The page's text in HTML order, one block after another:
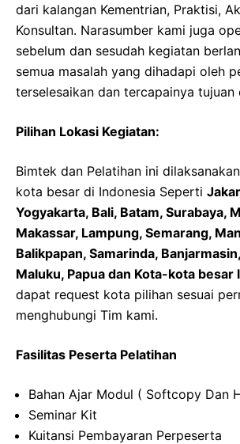
dari kalangan Kementrian, Praktisi,
Konsultan. Narasumber kami juga
sebelum dan sesudah kegiatan
semua masalah yang dihadapi oleh
terselesaikan dan tercapainya tujuan
Pilihan Lokasi Kegiatan:
Bimtek dan Pelatihan ini
kota besar di Indonesia Seperti
Yogyakarta, Bali, Batam, Surabaya,
Makassar, Lampung, Semarang,
Balikpapan, Samarinda,
Maluku, Papua dan Kota-kota besar
dapat request kota pilihan sesuai
menghubungi Tim kami.
Fasilitas Peserta Pelatihan
Bahan Ajar Modul ( Softcopy Dan
Seminar Kit
Kuitansi Pembayaran Perpeserta